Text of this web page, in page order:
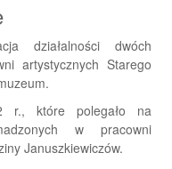
działalności dwóch
artystycznych Starego
r., które polegało na
w pracowni
Januszkiewiczów.